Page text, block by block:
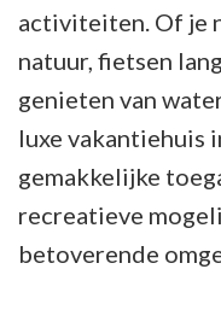
activiteiten. Of je
natuur, fietsen
genieten van
luxe vakantiehuis
gemakkelijke
recreatieve
betoverende